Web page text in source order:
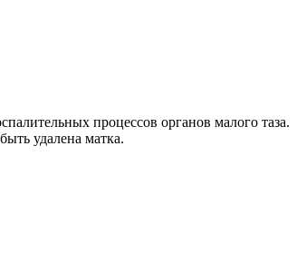
процессов органов малого таза.
удалена матка.